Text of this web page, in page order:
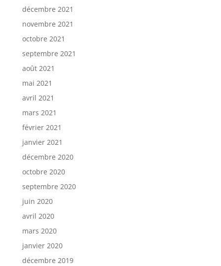
décembre 2021
novembre 2021
octobre 2021
septembre 2021
août 2021
mai 2021
avril 2021
mars 2021
février 2021
janvier 2021
décembre 2020
octobre 2020
septembre 2020
juin 2020
avril 2020
mars 2020
janvier 2020
décembre 2019